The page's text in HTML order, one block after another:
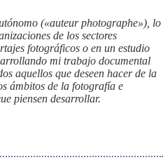
(«auteur photographe»), lo
de los sectores
fotográficos o en un estudio
mi trabajo documental
aquellos que deseen hacer de la
ámbitos de la fotografía e
piensen desarrollar.